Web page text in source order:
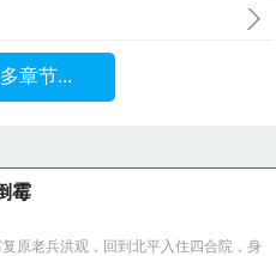
章节...
霉
原老兵洪观，回到北平入住四合院，身